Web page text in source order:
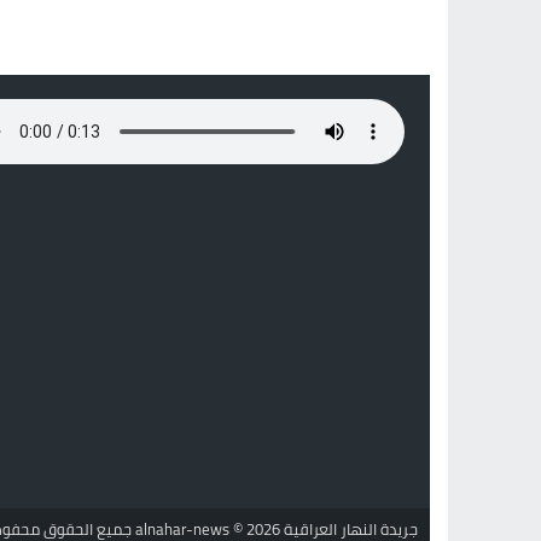
جريدة النهار العراقية alnahar-news© 2026 جميع الحقوق محفوظة.